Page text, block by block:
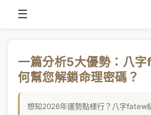
☰
一篇分析5大優勢：八
何幫您解鎖命理密碼？
想知2026年運勢點樣行？八字fatew